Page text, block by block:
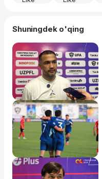
Shuningdek o'qing